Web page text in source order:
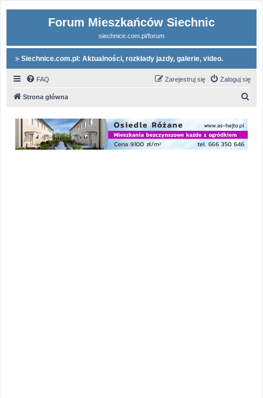
Forum Mieszkańców Siechnic
siechnice.com.pl/forum
Siechnice.com.pl: Aktualności, rozkłady jazdy, galerie, video.
FAQ Zaloguj się
Zarejestruj się
Strona główna